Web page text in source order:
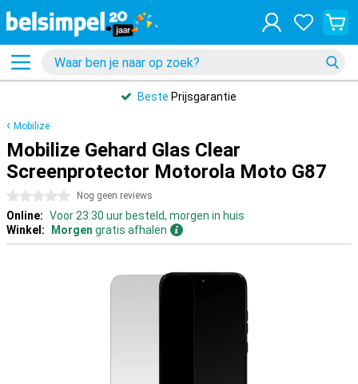
Beste Prijsgarantie
Mobilize
Mobilize Gehard Glas Clear
Screenprotector Motorola Moto G87
0 sterren Nog geen reviews
Online: Voor 23:30 uur besteld, morgen in huis
Winkel:
Morgen gratis afhalen